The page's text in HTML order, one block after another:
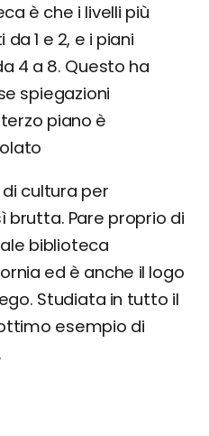
è che i livelli più
1 e 2, e i piani
4 a 8. Questo ha
spiegazioni
piano è
di cultura per
brutta. Pare proprio di
biblioteca
ed è anche il logo
Studiata in tutto il
esempio di